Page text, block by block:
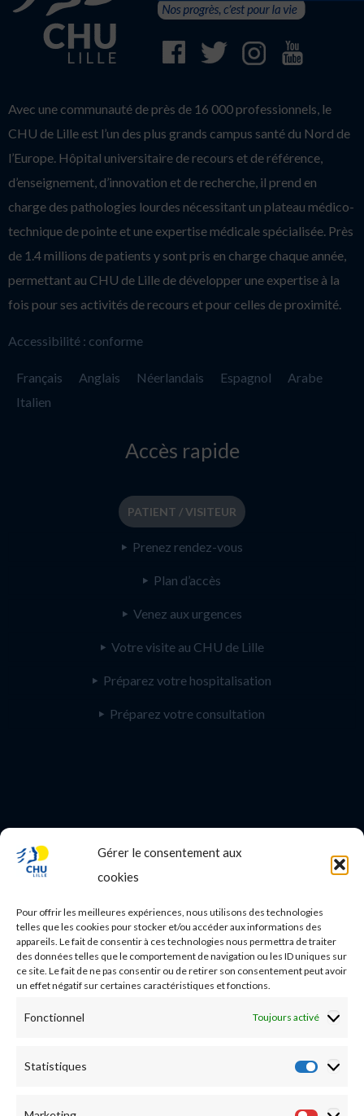
Gérer le consentement aux
cookies
Pour offrir les meilleures expériences, nous utilisons des technologies
telles que les cookies pour stocker et/ou accéder aux informations des
appareils. Le fait de consentir à ces technologies nous permettra de traiter
des données telles que le comportement de navigation ou les ID uniques sur
ce site. Le fait de ne pas consentir ou de retirer son consentement peut avoir
un effet négatif sur certaines caractéristiques et fonctions.
Fonctionnel Toujours activé
Statistiques
Avec une communauté de près de 16 000 professionnels, le
CHU de Lille est l’un des plus grands campus santé du Nord de
l’Europe. Hôpital universitaire de recours et de référence,
d’enseignement, d’innovation et de recherche, il prend en
charge des pathologies lourdes nécessitant un plateau médico-
technique de pointe et une expertise médicale spécialisée. Près
de 1.4 millions de patients y sont pris en charge chaque année,
permettant au CHU de Lille de développer une expertise à la
fois pour ses activités de recours et pour celles de proximité.
Accessibilité : conforme
Français Anglais Néerlandais Espagnol
Arabe
Italien
Accès rapide
PATIENT / VISITEUR
Prenez rendez-vous
Plan d’accès
Venez aux urgences
Votre visite au CHU de Lille
Préparez votre hospitalisation
Préparez votre consultation
PROFESSIONNEL DE SANTE
Nos essais cliniques
Ecoles paramédicales